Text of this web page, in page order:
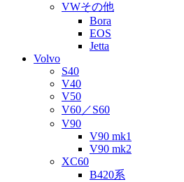
VWその他
Bora
EOS
Jetta
Volvo
S40
V40
V50
V60／S60
V90
V90 mk1
V90 mk2
XC60
B420系